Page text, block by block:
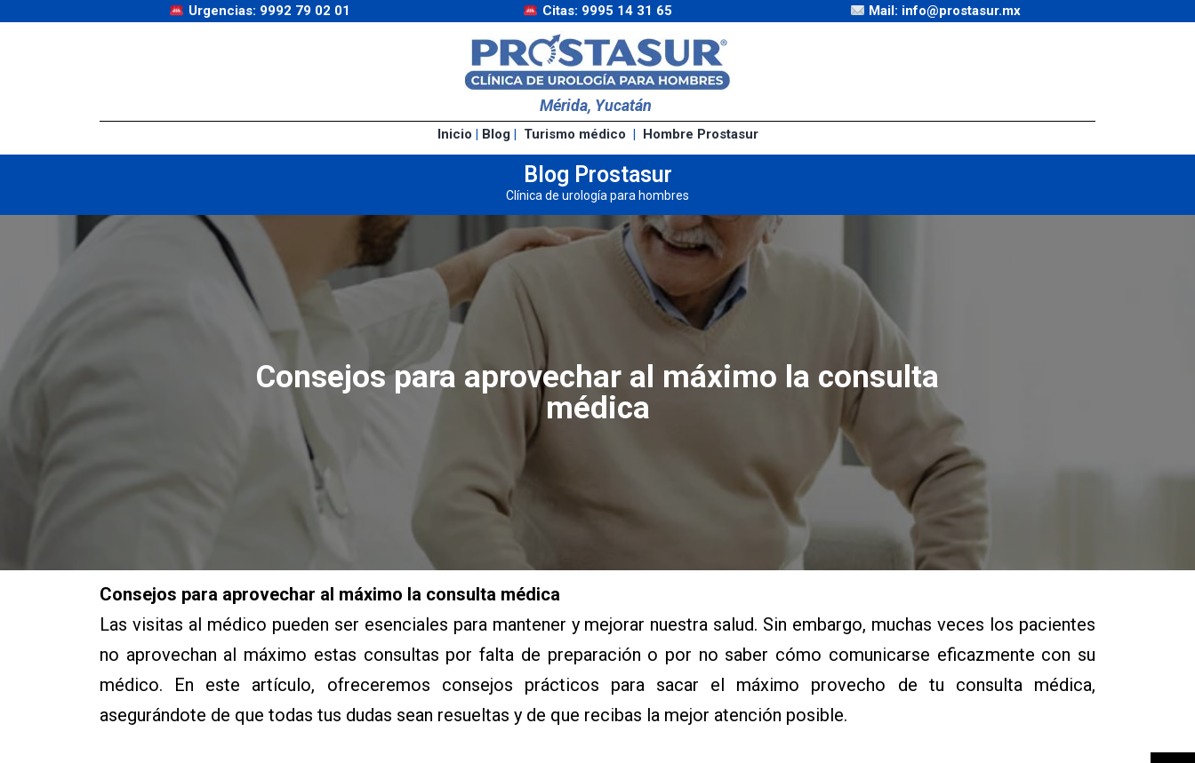
Urgencias: 9992 79 02 01 Citas: 9995 14 31 65 Mail: info@prostasur.mx
Mérida, Yucatán
Inicio | Blog| Turismo médico | Hombre Prostasur
Blog Prostasur
Clínica de urología para hombres
Consejos para aprovechar al máximo la consulta
médica
Consejos para aprovechar al máximo la consulta médica
Las visitas al médico pueden ser esenciales para mantener y mejorar nuestra salud. Sin embargo, muchas veces los pacientes
no aprovechan al máximo estas consultas por falta de preparación o por no saber cómo comunicarse eficazmente con su
médico. En este artículo, ofreceremos consejos prácticos para sacar el máximo provecho de tu consulta médica,
asegurándote de que todas tus dudas sean resueltas y de que recibas la mejor atención posible.